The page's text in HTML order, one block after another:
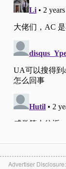
Advertiser